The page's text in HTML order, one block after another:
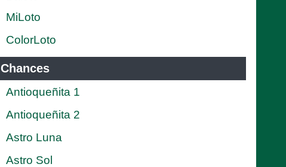
MiLoto
ColorLoto
Chances
Antioqueñita 1
Antioqueñita 2
Astro Luna
Astro Sol